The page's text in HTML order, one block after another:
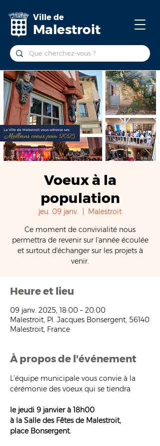
Ville de
Malestroit
Voeux à la
population
jeu. 09 janv.
Malestroit
Ce moment de convivialité nous
permettra de revenir sur l'année écoulée
et surtout d'échanger sur les projets à
venir.
Heure et lieu
09 janv. 2025, 18:00 – 20:00
Malestroit, Pl. Jacques Bonsergent, 56140
Malestroit, France
À propos de l'événement
L’équipe municipale vous convie à la
cérémonie des voeux qui se tiendra
le jeudi 9 janvier à 18h00
à la Salle des Fêtes de Malestroit,
place Bonsergent.